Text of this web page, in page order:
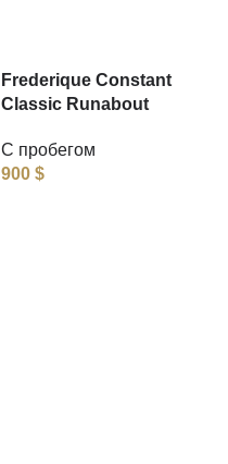
Frederique Constant
Classic Runabout
С пробегом
900 $